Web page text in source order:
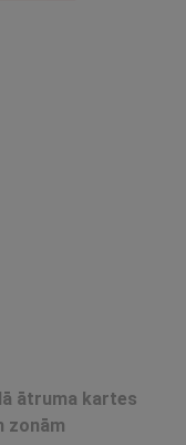
ātruma kartes
zonām